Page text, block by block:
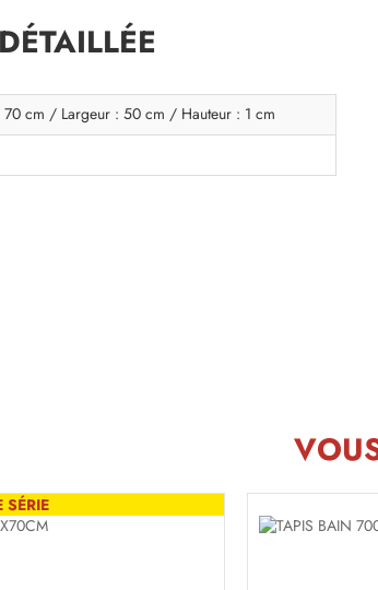
70 cm / Largeur : 50 cm / Hauteur : 1 cm
SÉRIE